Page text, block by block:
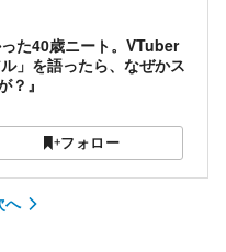
た40歳ニート。VTuber
」を語ったら、なぜかス
？』
フォロー
へ